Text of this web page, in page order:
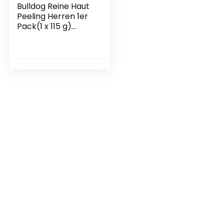
Bulldog Reine Haut
Peeling Herren 1er
Pack(1 x 115 g)